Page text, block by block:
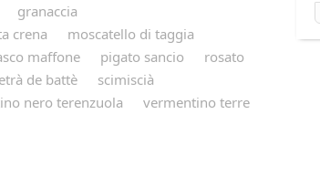
granaccia
crena
moscatello di taggia
maffone pigato sancio
rosato
de battè
scimiscià
nero terenzuola
vermentino terre